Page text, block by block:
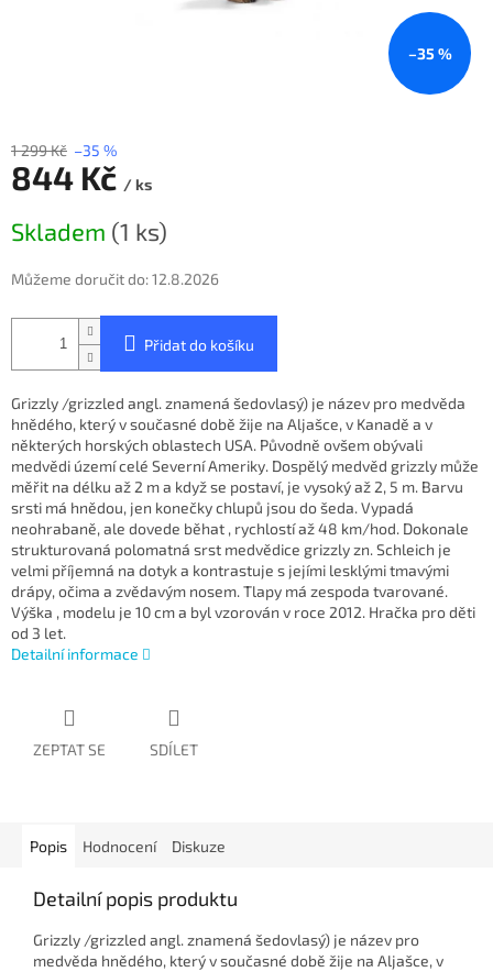
–35 %
1 299 Kč –35 %
844 Kč / ks
cena:
Skladem (1 ks)
Můžeme doručit do:12.8.2026
Přidat do košíku
Grizzly /grizzled angl. znamená šedovlasý) je název pro medvěda
hnědého, který v současné době žije na Aljašce, v Kanadě a v
některých horských oblastech USA. Původně ovšem obývali
medvědi území celé Severní Ameriky. Dospělý medvěd grizzly může
měřit na délku až 2 m a když se postaví, je vysoký až 2, 5 m. Barvu
srsti má hnědou, jen konečky chlupů jsou do šeda. Vypadá
neohrabaně, ale dovede běhat , rychlostí až 48 km/hod. Dokonale
strukturovaná polomatná srst medvědice grizzly zn. Schleich je
velmi příjemná na dotyk a kontrastuje s jejími lesklými tmavými
drápy, očima a zvědavým nosem. Tlapy má zespoda tvarované.
Výška , modelu je 10 cm a byl vzorován v roce 2012. Hračka pro děti
od 3 let.
Detailní informace
ZEPTAT SE SDÍLET
Popis Hodnocení Diskuze
Detailní popis produktu
Grizzly /grizzled angl. znamená šedovlasý) je název pro
medvěda hnědého, který v současné době žije na Aljašce, v